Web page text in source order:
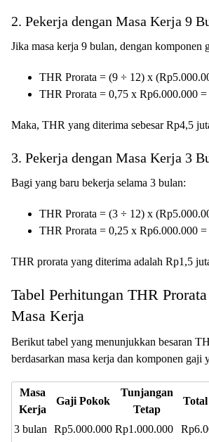
2. Pekerja dengan Masa Kerja 9
Jika masa kerja 9 bulan, dengan komponen
THR Prorata = (9 ÷ 12) x
THR Prorata = 0,75 x Rp6.000.000
Maka, THR yang diterima sebesar Rp4,5
3. Pekerja dengan Masa Kerja 3
Bagi yang baru bekerja selama 3 bulan:
THR Prorata = (3 ÷ 12) x
THR Prorata = 0,25 x Rp6.000.000
THR prorata yang diterima adalah Rp1,5
Tabel Perhitungan THR
Masa Kerja
Berikut tabel yang menunjukkan besaran
berdasarkan masa kerja dan komponen gaji
Masa
Kerja
Gaji Pokok
Tunjangan
Tetap
3 bulan
Rp5.000.000 Rp1.000.000